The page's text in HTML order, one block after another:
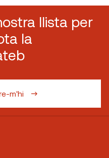
llista per
la
m'hi